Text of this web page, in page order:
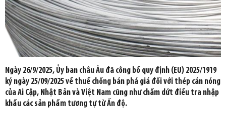
Ngày 26/9/2025, Ủy ban châu Âu đã công bố quy định (EU) 2025/1919
ký ngày 25/09/2025 về thuế chống bán phá giá đối với thép cán nóng
của Ai Cập, Nhật Bản và Việt Nam cũng như chấm dứt điều tra nhập
khẩu các sản phẩm tương tự từ Ấn độ.